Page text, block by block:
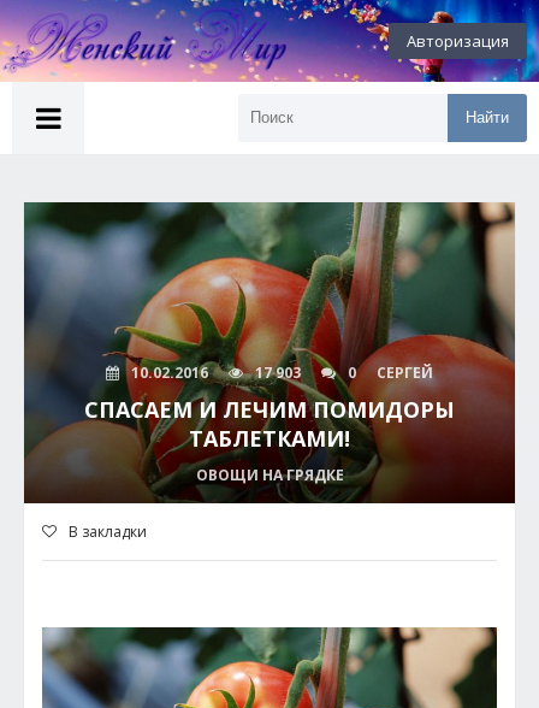
Авторизация
Найти
10.02.2016 17 903 0 СЕРГЕЙ
СПАСАЕМ И ЛЕЧИМ ПОМИДОРЫ
ТАБЛЕТКАМИ!
ОВОЩИ НА ГРЯДКЕ
В закладки